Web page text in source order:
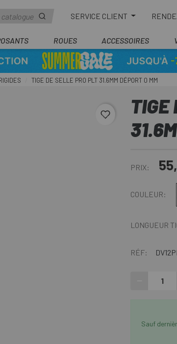
SERVICE CLIENT
ROUES ACCESSOIRES
TIGE DE SELLE PRO PLT 31.6MM DÉPORT 0 MM
favorite_border
TIGE
PRIX:
COULEUR:
LONGUEUR
RÉF:
Sauf